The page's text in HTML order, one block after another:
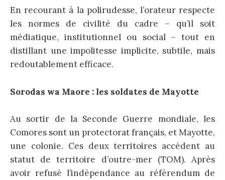
En recourant à la polirudesse, l’orateur respecte
les normes de civilité du cadre – qu’il soit
médiatique, institutionnel ou social – tout en
distillant une impolitesse implicite, subtile, mais
redoutablement efficace.
Sorodas wa Maore : les soldates de Mayotte
Au sortir de la Seconde Guerre mondiale, les
Comores sont un protectorat français, et Mayotte,
une colonie. Ces deux territoires accèdent au
statut de territoire d’outre-mer (TOM). Après
avoir refusé l’indépendance au référendum de